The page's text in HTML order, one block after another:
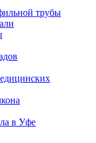
трубы
в Уфе